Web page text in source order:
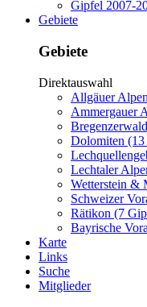
Gipfel 2007-
Gebiete
Gebiete
Direktauswahl
Allgäuer
Ammergauer
Dolomiten
Lechtaler
Wetterstein &
Schweizer
Rätikon (7
Bayrische
Karte
Links
Suche
Mitglieder